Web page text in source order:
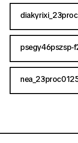
psegy46pszsp-